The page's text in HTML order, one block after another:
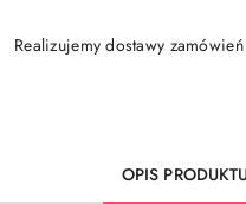
Realizujemy dostawy
OPIS